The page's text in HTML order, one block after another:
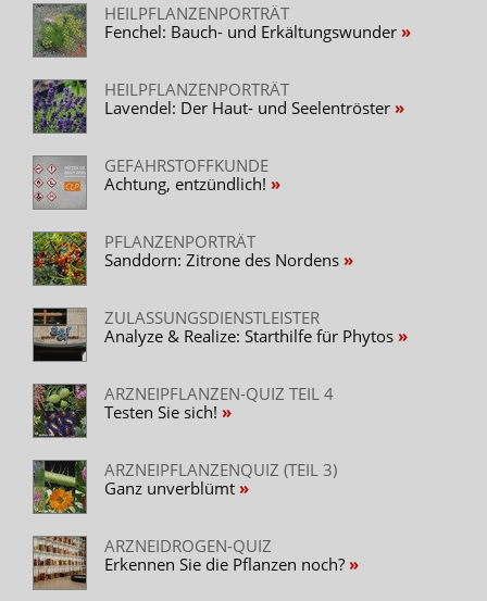
HEILPFLANZENPORTRÄT
Fenchel: Bauch- und Erkältungswunder
HEILPFLANZENPORTRÄT
Lavendel: Der Haut- und Seelentröster
GEFAHRSTOFFKUNDE
Achtung, entzündlich!
PFLANZENPORTRÄT
Sanddorn: Zitrone des Nordens
ZULASSUNGSDIENSTLEISTER
Analyze & Realize: Starthilfe für Phytos
ARZNEIPFLANZEN-QUIZ TEIL 4
Testen Sie sich!
ARZNEIPFLANZENQUIZ (TEIL 3)
Ganz unverblümt
ARZNEIDROGEN-QUIZ
Erkennen Sie die Pflanzen noch?